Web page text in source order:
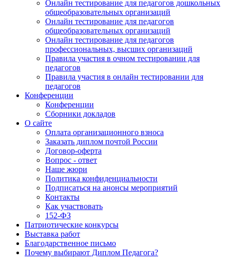
Онлайн тестирование для педагогов дошкольных
общеобразовательных организаций
Онлайн тестирование для педагогов
общеобразовательных организаций
Онлайн тестирование для педагогов
профессиональных, высших организаций
Правила участия в очном тестировании для
педагогов
Правила участия в онлайн тестировании для
педагогов
Конференции
Конференции
Сборники докладов
О сайте
Оплата организационного взноса
Заказать диплом почтой России
Договор-оферта
Вопрос - ответ
Наше жюри
Политика конфиденциальности
Подписаться на анонсы мероприятий
Контакты
Как участвовать
152-ФЗ
Патриотические конкурсы
Выставка работ
Благодарственное письмо
Почему выбирают Диплом Педагога?